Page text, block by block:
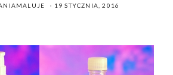
POSTED
19 STYCZNIA, 2016